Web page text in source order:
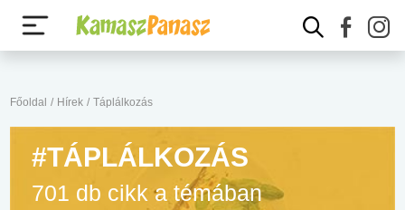
Főoldal / Hírek / Táplálkozás
#TÁPLÁLKOZÁS
701 db cikk a témában